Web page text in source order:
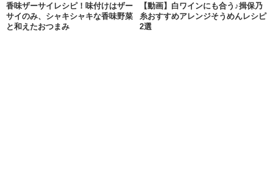
香味ザーサイレシピ！味付けはザー
サイのみ、シャキシャキな香味野菜
と和えたおつまみ
【動画】白ワインにも合う♪揖保乃
糸おすすめアレンジそうめんレシピ
2選